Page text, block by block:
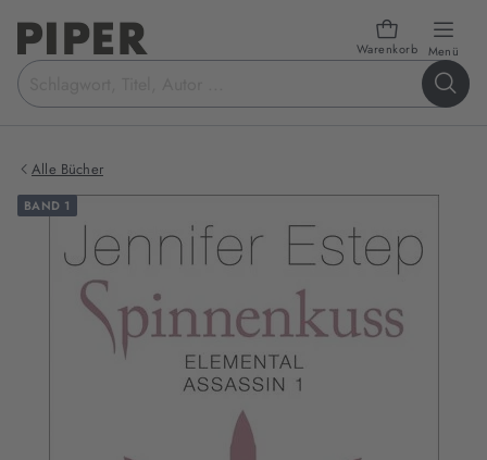
Warenkorb Menü
Suchbegriff
eingeben
Alle Bücher
BAND 1